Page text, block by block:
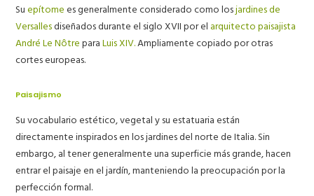
Suepítome es generalmente considerado como losjardines de
Versallesdiseñados durante el siglo XVII por el arquitecto paisajista
André Le NôtreparaLuis XIV.Ampliamente copiado por otras
cortes europeas.
Paisajismo
Su vocabulario estético, vegetal y su estatuaria están
directamente inspirados en los jardines del norte de Italia. Sin
embargo, al tener generalmente una superficie más grande, hacen
entrar el paisaje en el jardín, manteniendo la preocupación por la
perfección formal.